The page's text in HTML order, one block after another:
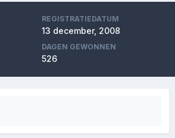
REGISTRATIEDATUM
13 december, 2008
DAGEN GEWONNEN
526